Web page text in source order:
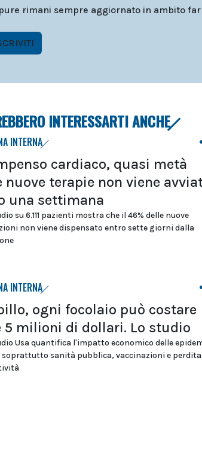
rimani sempre aggiornato in ambito
INTERESSARTI ANCHE
INTERNA
cardiaco, quasi metà
nuove terapie non viene
una settimana
su 6.111 pazienti mostra che il 46% delle nuove
non viene dispensato entro sette giorni dalla
INTERNA
ogni focolaio può costare
5 milioni di dollari. Lo studio
Usa quantifica l'impatto economico delle
soprattutto sanità pubblica, vaccinazioni e perdita